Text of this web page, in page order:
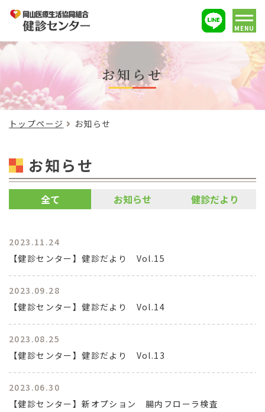
MENU
お知らせ
トップページ お知らせ
お知らせ
全て お知らせ 健診だより
2023.11.24
【健診センター】健診だより Vol.15
2023.09.28
【健診センター】健診だより Vol.14
2023.08.25
【健診センター】健診だより Vol.13
2023.06.30
【健診センター】新オプション 腸内フローラ検査